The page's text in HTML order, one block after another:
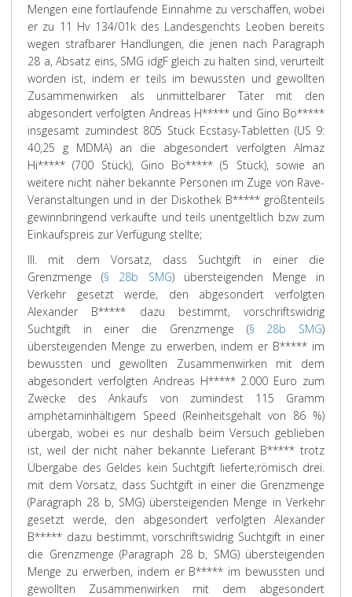
Mengen eine fortlaufende Einnahme zu verschaffen, wobei
er zu 11 Hv 134/01k des Landesgerichts Leoben bereits
wegen strafbarer Handlungen, die jenen nach Paragraph
28 a, Absatz eins, SMG idgF gleich zu halten sind, verurteilt
worden ist, indem er teils im bewussten und gewollten
Zusammenwirken als unmittelbarer Täter mit den
abgesondert verfolgten Andreas H***** und Gino Bö*****
insgesamt zumindest 805 Stück Ecstasy-Tabletten (US 9:
40,25 g MDMA) an die abgesondert verfolgten Almaz
Hi***** (700 Stück), Gino Bö***** (5 Stück), sowie an
weitere nicht näher bekannte Personen im Zuge von Rave-
Veranstaltungen und in der Diskothek B***** größtenteils
gewinnbringend verkaufte und teils unentgeltlich bzw zum
Einkaufspreis zur Verfügung stellte;
III. mit dem Vorsatz, dass Suchtgift in einer die
Grenzmenge (§ 28b SMG) übersteigenden Menge in
Verkehr gesetzt werde, den abgesondert verfolgten
Alexander B***** dazu bestimmt, vorschriftswidrig
Suchtgift in einer die Grenzmenge (§ 28b SMG)
übersteigenden Menge zu erwerben, indem er B***** im
bewussten und gewollten Zusammenwirken mit dem
abgesondert verfolgten Andreas H***** 2.000 Euro zum
Zwecke des Ankaufs von zumindest 115 Gramm
amphetaminhältigem Speed (Reinheitsgehalt von 86 %)
übergab, wobei es nur deshalb beim Versuch geblieben
ist, weil der nicht näher bekannte Lieferant B***** trotz
Übergabe des Geldes kein Suchtgift lieferte;römisch drei.
mit dem Vorsatz, dass Suchtgift in einer die Grenzmenge
(Paragraph 28 b, SMG) übersteigenden Menge in Verkehr
gesetzt werde, den abgesondert verfolgten Alexander
B***** dazu bestimmt, vorschriftswidrig Suchtgift in einer
die Grenzmenge (Paragraph 28 b, SMG) übersteigenden
Menge zu erwerben, indem er B***** im bewussten und
gewollten Zusammenwirken mit dem abgesondert